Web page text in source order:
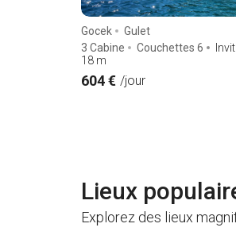
Gocek
Gulet
3 Cabine
Couchettes 6
18 m
604 € /jour
Lieux
Explorez des lieux